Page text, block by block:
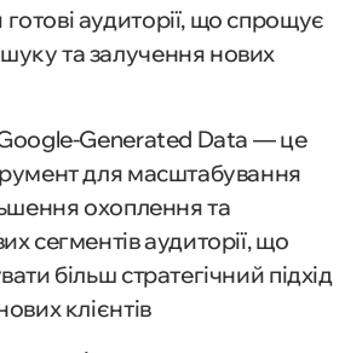
аудиторії, що спрощує
та залучення нових
Generated Data — це
для масштабування
охоплення та
сегментів аудиторії, що
більш стратегічний підхід
клієнтів